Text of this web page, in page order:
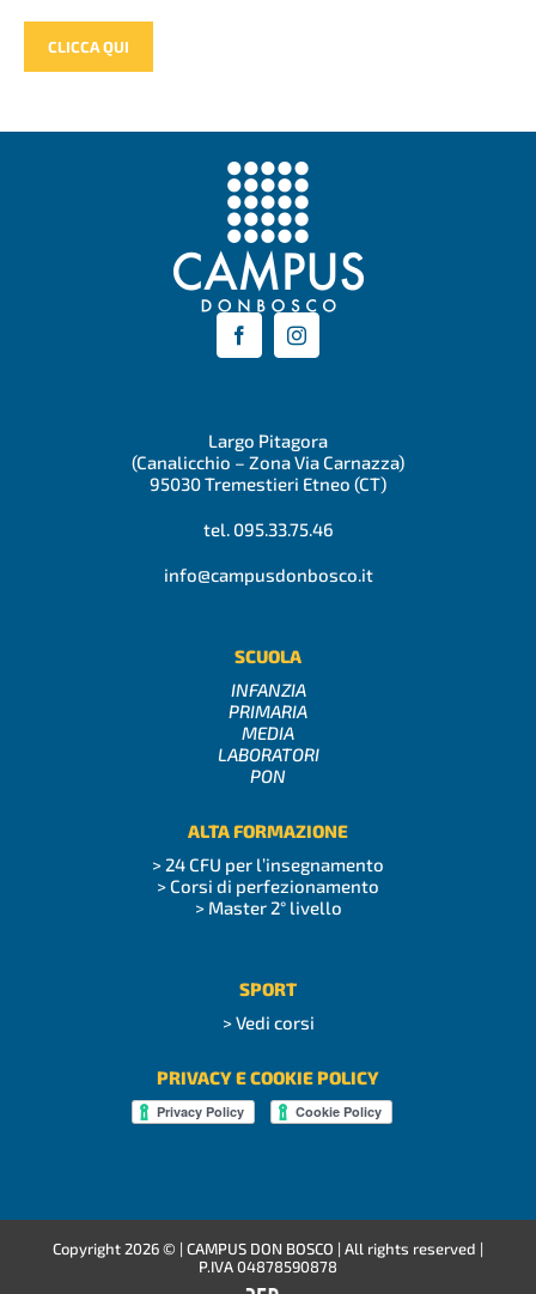
CLICCA QUI
Largo Pitagora
(Canalicchio – Zona Via Carnazza)
95030 Tremestieri Etneo (CT)
tel. 095.33.75.46
info@campusdonbosco.it
SCUOLA
INFANZIA
PRIMARIA
MEDIA
LABORATORI
PON
ALTA FORMAZIONE
> 24 CFU per l’insegnamento
> Corsi di perfezionamento
> Master 2° livello
SPORT
> Vedi corsi
PRIVACY E COOKIE POLICY
Copyright2026 © | CAMPUS DON BOSCO | All rights reserved |
P.IVA 04878590878